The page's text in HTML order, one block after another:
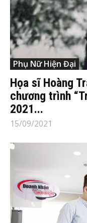
Phụ Nữ Hiện Đại
Họa sĩ Hoàng
chương trình
2021...
15/09/2021